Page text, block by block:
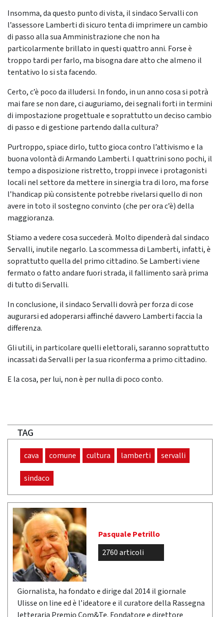
Insomma, da questo punto di vista, il sindaco Servalli con
l’assessore Lamberti di sicuro tenta di imprimere un cambio
di passo alla sua Amministrazione che non ha
particolarmente brillato in questi quattro anni. Forse è
troppo tardi per farlo, ma bisogna dare atto che almeno il
tentativo lo si sta facendo.
Certo, c’è poco da illudersi. In fondo, in un anno cosa si potrà
mai fare se non dare, ci auguriamo, dei segnali forti in termini
di impostazione progettuale e soprattutto un deciso cambio
di passo e di gestione partendo dalla cultura?
Purtroppo, spiace dirlo, tutto gioca contro l’attivismo e la
buona volontà di Armando Lamberti. I quattrini sono pochi, il
tempo a disposizione ristretto, troppi invece i protagonisti
locali nel settore da mettere in sinergia tra di loro, ma forse
l’handicap più consistente potrebbe rivelarsi quello di non
avere in toto il sostegno convinto (che per ora c’è) della
maggioranza.
Stiamo a vedere cosa succederà. Molto dipenderà dal sindaco
Servalli, inutile negarlo. La scommessa di Lamberti, infatti, è
soprattutto quella del primo cittadino. Se Lamberti viene
fermato o fatto andare fuori strada, il fallimento sarà prima
di tutto di Servalli.
In conclusione, il sindaco Servalli dovrà per forza di cose
augurarsi ed adoperarsi affinché davvero Lamberti faccia la
differenza.
Gli utili, in particolare quelli elettorali, saranno soprattutto
incassati da Servalli per la sua riconferma a primo cittadino.
E la cosa, per lui, non è per nulla di poco conto.
TAG
cava comune cultura lamberti servalli
sindaco
Pasquale Petrillo
2760 articoli
Giornalista, ha fondato e dirige dal 2014 il giornale
Ulisse on line ed è l’ideatore e il curatore della Rassegna